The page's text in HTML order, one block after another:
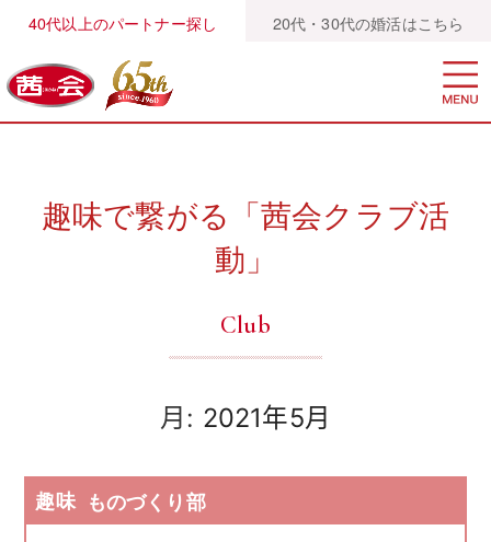
40代以上のパートナー探し 20代・30代の婚活はこちら
趣味で繋がる「茜会クラブ活
動」
Club
月: 2021年5月
趣味 ものづくり部